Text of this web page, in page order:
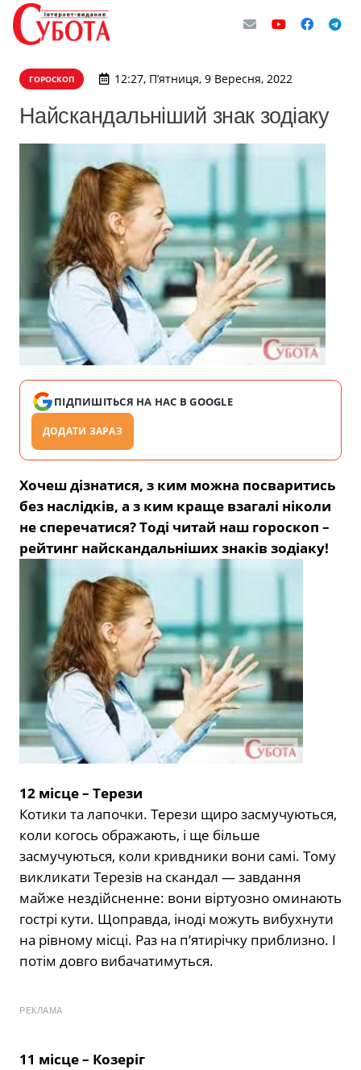
ГОРОСКОП 12:27, П’ятниця, 9 Вересня, 2022
Найскандальніший знак зодіаку
ПІДПИШІТЬСЯ НА НАС В GOOGLE
ДОДАТИ ЗАРАЗ
Хочеш дізнатися, з ким можна посваритись
без наслідків, а з ким краще взагалі ніколи
не сперечатися? Тоді читай наш гороскоп –
рейтинг найскандальніших знаків зодіаку!
12 місце – Терези
Котики та лапочки. Терези щиро засмучуються,
коли когось ображають, і ще більше
засмучуються, коли кривдники вони самі. Тому
викликати Терезів на скандал — завдання
майже нездійсненне: вони віртуозно оминають
гострі кути. Щоправда, іноді можуть вибухнути
на рівному місці. Раз на п’ятирічку приблизно. І
потім довго вибачатимуться.
РЕКЛАМА
11 місце – Козеріг